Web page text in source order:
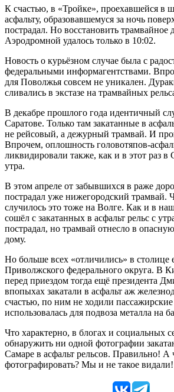
К счастью, в «Тройке», проехавшейся в
асфальту, образовавшемуся за ночь
пострадал. Но восстановить трамвайное
Аэродромной удалось только в 10:02.
Новость о курьёзном случае была с
федеральными информагентствами.
для Поволжья совсем не уникален.
сливались в экстазе на трамвайных
В декабре прошлого года идентичный
Саратове. Только там закатанные в
не рейсовый, а дежурный трамвай. И
Впрочем, оплошность головотяпов-
ликвидировали также, как и в этот раз в
утра.
В этом апреле от забывшихся в раже
пострадал уже нижегородский трамвай.
случилось это тоже на Волге. Как и в
сошёл с закатанных в асфальт рельс с
пострадал, но трамвай отнесло в
дому.
Но больше всех «отличились» в столице
Приволжского федерального округа. В
перед приездом тогда ещё президента
впопыхах закатали в асфальт аж
счастью, по ним не ходили пассажирские
использовалась для подвоза металла на
Что характерно, в блогах и социальных
обнаружить ни одной фотографии
Самаре в асфальт рельсов. Правильно! А
фотографировать? Мы и не такое видали!